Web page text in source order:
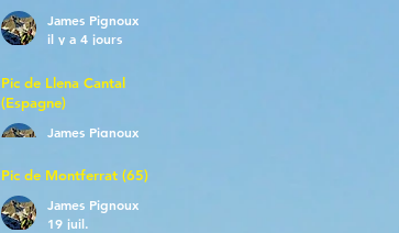
James Pignoux
il y a 4 jours
Pic de Llena Cantal
(Espagne)
James Pignoux
Pic de Montferrat (65)
James Pignoux
19 juil.